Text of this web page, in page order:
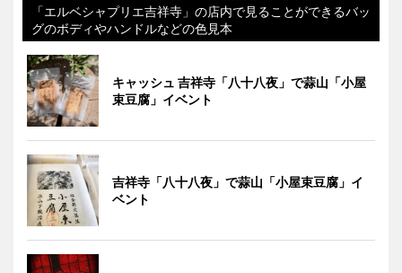
「エルベシャプリエ吉祥寺」の店内で見ることができるバッ
グのボディやハンドルなどの色見本
キャッシュ 吉祥寺「八十八夜」で蒜山「小屋
束豆腐」イベント
吉祥寺「八十八夜」で蒜山「小屋束豆腐」イ
ベント